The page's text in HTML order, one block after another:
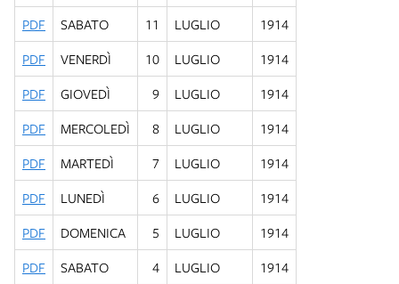
PDF
SABATO 11 LUGLIO
1914
PDF
VENERDÌ 10 LUGLIO
1914
PDF
GIOVEDÌ 9 LUGLIO
1914
PDF
MERCOLEDÌ 8 LUGLIO
1914
PDF
MARTEDÌ 7 LUGLIO
1914
PDF
LUNEDÌ 6 LUGLIO
1914
PDF
DOMENICA 5 LUGLIO
1914
PDF
SABATO 4 LUGLIO
1914